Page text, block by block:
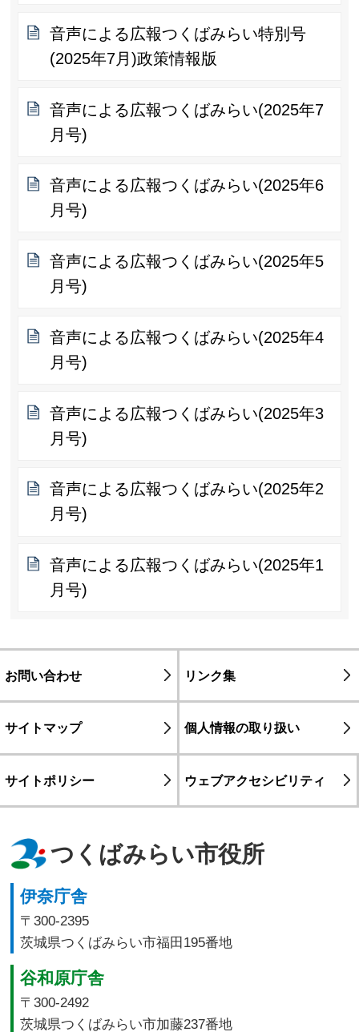
音声による広報つくばみらい特別号
(2025年7月)政策情報版
音声による広報つくばみらい(2025年7
月号)
音声による広報つくばみらい(2025年6
月号)
音声による広報つくばみらい(2025年5
月号)
音声による広報つくばみらい(2025年4
月号)
音声による広報つくばみらい(2025年3
月号)
音声による広報つくばみらい(2025年2
月号)
音声による広報つくばみらい(2025年1
月号)
お問い合わせ リンク集
サイトマップ 個人情報の取り扱い
サイトポリシー ウェブアクセシビリティ
つくばみらい市役所
伊奈庁舎
〒300-2395
茨城県つくばみらい市福田195番地
谷和原庁舎
〒300-2492
茨城県つくばみらい市加藤237番地